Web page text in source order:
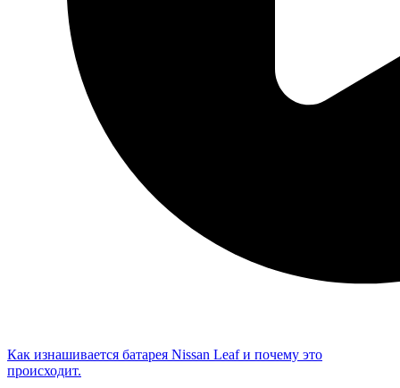
Как изнашивается батарея Nissan Leaf и почему это
происходит.